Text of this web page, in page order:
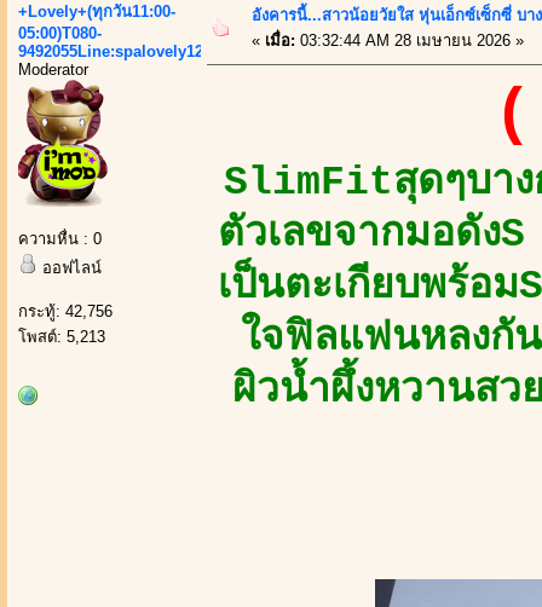
+Lovely+(ทุกวัน11:00-
05:00)T080-
9492055Line:spalovely123
Moderator
ความหื่น : 0
ออฟไลน์
กระทู้: 42,756
โพสต์: 5,213
อังคารนี้...สาวน้อยวัยใส หุ่นเอ็กซ์เซ็กซี่ บา
« เมื่อ: 03:32:44 AM 28 เมษายน 2026 »
SlimFitสุดๆบาง
ตัวเลขจากมอดั
เป็นตะเกียบพร้อ
ใจฟิลแฟนหลง
ผิวน้ำผึ้งหวานสว